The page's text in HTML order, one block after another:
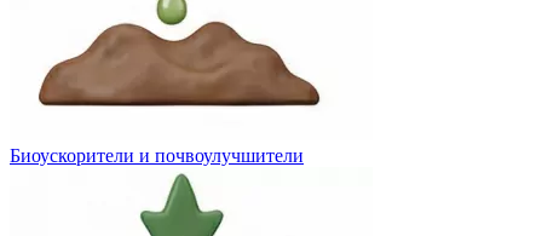
Биоускорители и почвоулучшители